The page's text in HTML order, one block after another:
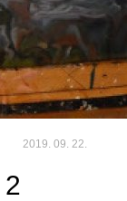
2019. 09. 22.